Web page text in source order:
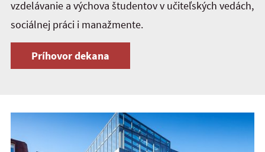
vzdelávanie a výchova študentov v učiteľských vedách,
sociálnej práci i manažmente.
Príhovor dekana